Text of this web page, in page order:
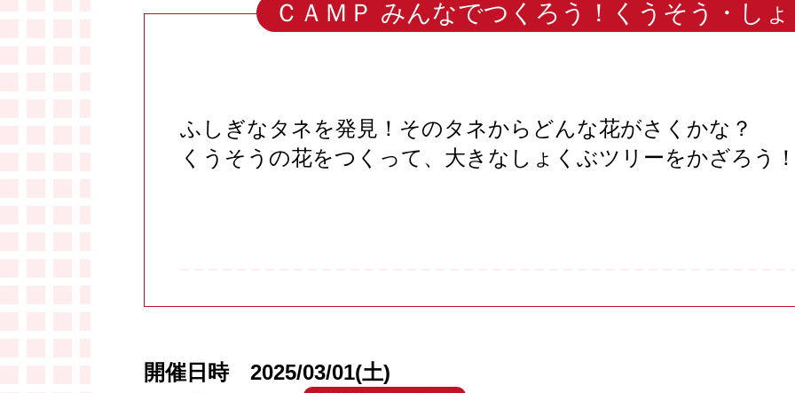
ＣＡＭＰ みんなでつくろう！くうそう・し
ふしぎなタネを発見！そのタネからどんな花がさくかな？
くうそうの花をつくって、大きなしょくぶツリーをかざろう
開催日時 2025/03/01(土)